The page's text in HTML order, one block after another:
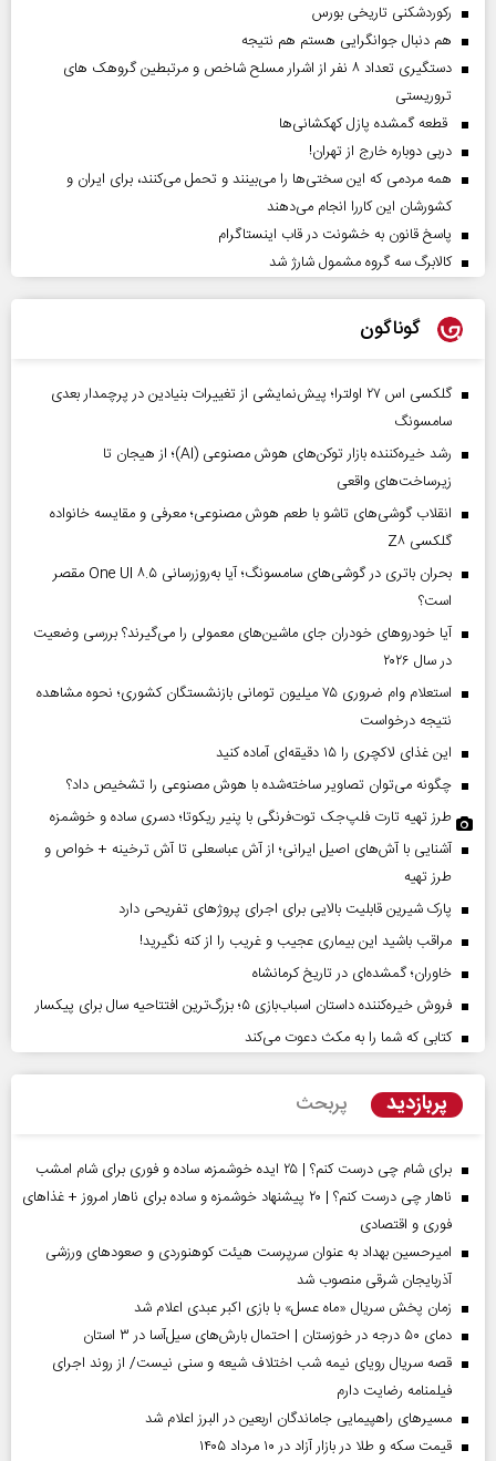
رکوردشکنی تاریخی بورس
هم دنبال جوانگرایی هستم هم نتیجه
دستگیری تعداد ۸ نفر از اشرار مسلح شاخص و مرتبطین گروهک های
تروریستی
قطعه گمشده پازل کهکشانی‌ها
دربی دوباره خارج از تهران!
همه مردمی که این سختی‌ها را می‌بینند و تحمل می‌کنند، برای ایران و
کشورشان این کاررا انجام می‌دهند
پاسخ قانون به خشونت در قاب اینستاگرام
کالابرگ سه گروه مشمول شارژ شد
گوناگون
گلکسی اس ۲۷ اولترا؛ پیش‌نمایشی از تغییرات بنیادین در پرچمدار بعدی
سامسونگ
رشد خیره‌کننده بازار توکن‌های هوش مصنوعی (AI)؛ از هیجان تا
زیرساخت‌های واقعی
انقلاب گوشی‌های تاشو‌ با طعم هوش مصنوعی؛ معرفی و مقایسه خانواده
گلکسی Z۸
بحران باتری در گوشی‌های سامسونگ؛ آیا به‌روزرسانی One UI ۸.۵ مقصر
است؟
آیا خودروهای خودران جای ماشین‌های معمولی را می‌گیرند؟ بررسی وضعیت
در سال ۲۰۲۶
استعلام وام ضروری ۷۵ میلیون تومانی بازنشستگان کشوری؛ نحوه مشاهده
نتیجه درخواست
این غذای لاکچری را ۱۵ دقیقه‌ای آماده کنید
چگونه می‌توان تصاویر ساخته‌شده با هوش مصنوعی را تشخیص داد؟
طرز تهیه تارت فلپ‌جک توت‌فرنگی با پنیر ریکوتا؛ دسری ساده و خوشمزه
آشنایی با آش‌های اصیل ایرانی؛ از آش عباسعلی تا آش ترخینه + خواص و
طرز تهیه
پارک شیرین قابلیت‌ بالایی برای اجرای پروژهای تفریحی دارد
مراقب باشید این بیماری عجیب و غریب را از کنه نگیرید!
خاوران؛ گمشده‌ای در تاریخ کرمانشاه
فروش خیره‌کننده داستان اسباب‌بازی ۵؛ بزرگ‌ترین افتتاحیه سال برای پیکسار
کتابی که شما را به مکث دعوت می‌کند
پربازدید پربحث
برای شام چی درست کنم؟ | ۲۵ ایده خوشمزه، ساده و فوری برای شام امشب
ناهار چی درست کنم؟ | ۲۰ پیشنهاد خوشمزه و ساده برای ناهار امروز + غذاهای
فوری و اقتصادی
امیرحسین بهداد به عنوان سرپرست هیئت کوهنوردی و صعودهای ورزشی
آذربایجان شرقی منصوب شد
زمان پخش سریال «ماه عسل» با بازی اکبر عبدی اعلام شد
دمای ۵۰ درجه در خوزستان | احتمال بارش‌های سیل‌آسا در ۳ استان
قصه سریال رویای نیمه شب اختلاف شیعه و سنی نیست/ از روند اجرای
فیلمنامه رضایت دارم
مسیر‌های راهپیمایی جاماندگان اربعین در البرز اعلام شد
قیمت سکه و طلا در بازار آزاد در ۱۰ مرداد ۱۴۰۵